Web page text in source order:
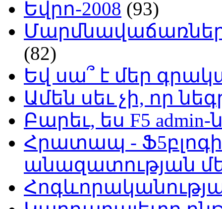
Եվրո-2008 (93)
Մարմնավաճառներ
(82)
Եվ սա՞ է մեր
Ամեն սեւ չի, որ
Բարեւ, ես F5 admin-
Հրատապ -
անազատության